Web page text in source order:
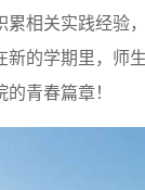
累相关实践经验
新的学期里，师
青春篇章！